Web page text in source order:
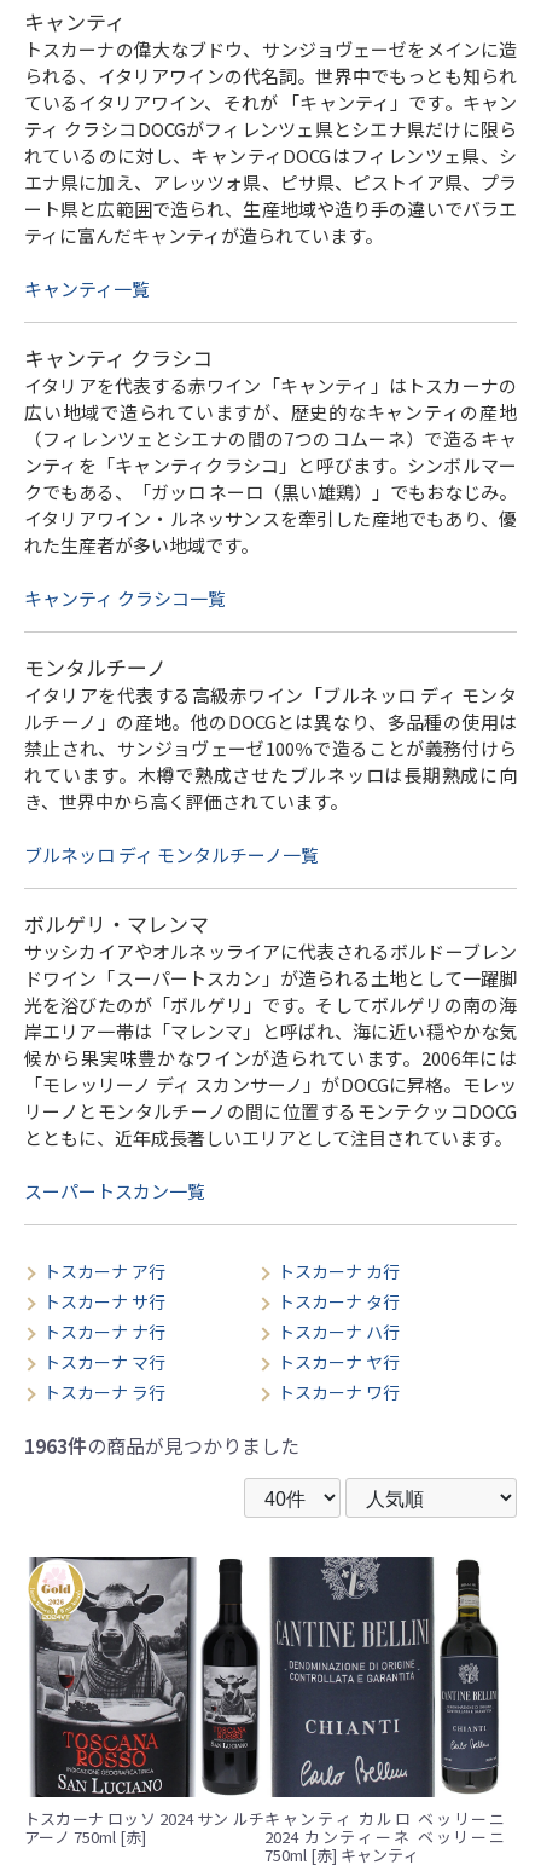
キャンティ
トスカーナの偉大なブドウ、サンジョヴェーゼをメインに造
られる、イタリアワインの代名詞。世界中でもっとも知られ
ているイタリアワイン、それが 「キャンティ」です。キャン
ティ クラシコDOCGがフィレンツェ県とシエナ県だけに限ら
れているのに対し、キャンティDOCGはフィレンツェ県、シ
エナ県に加え、アレッツォ県、ピサ県、ピストイア県、プラ
ート県と広範囲で造られ、生産地域や造り手の違いでバラエ
ティに富んだキャンティが造られています。
キャンティ一覧
キャンティ クラシコ
イタリアを代表する赤ワイン「キャンティ」はトスカーナの
広い地域で造られていますが、歴史的なキャンティの産地
（フィレンツェとシエナの間の7つのコムーネ）で造るキャ
ンティを「キャンティクラシコ」と呼びます。シンボルマー
クでもある、「ガッロ ネーロ（黒い雄鶏）」でもおなじみ。
イタリアワイン・ルネッサンスを牽引した産地でもあり、優
れた生産者が多い地域です。
キャンティ クラシコ一覧
モンタルチーノ
イタリアを代表する高級赤ワイン「ブルネッロ ディ モンタ
ルチーノ」の産地。他のDOCGとは異なり、多品種の使用は
禁止され、サンジョヴェーゼ100％で造ることが義務付けら
れています。木樽で熟成させたブルネッロは長期熟成に向
き、世界中から高く評価されています。
ブルネッロ ディ モンタルチーノ一覧
ボルゲリ・マレンマ
サッシカイアやオルネッライアに代表されるボルドーブレン
ドワイン「スーパートスカン」が造られる土地として一躍脚
光を浴びたのが「ボルゲリ」です。そしてボルゲリの南の海
岸エリア一帯は「マレンマ」と呼ばれ、海に近い穏やかな気
候から果実味豊かなワインが造られています。2006年には
「モレッリーノ ディ スカンサーノ」がDOCGに昇格。モレッ
リーノとモンタルチーノの間に位置するモンテクッコDOCG
とともに、近年成長著しいエリアとして注目されています。
スーパートスカン一覧
トスカーナ ア行
トスカーナ カ行
トスカーナ サ行
トスカーナ タ行
トスカーナ ナ行
トスカーナ ハ行
トスカーナ マ行
トスカーナ ヤ行
トスカーナ ラ行
トスカーナ ワ行
1963件の商品が見つかりました
トスカーナ ロッソ 2024 サン ルチ
アーノ 750ml [赤]
キャンティ カルロ ベッリーニ
2024 カンティーネ ベッリーニ
750ml [赤] キャンティ